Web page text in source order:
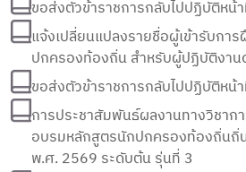
ขอส่งตัวข้าราชการกลับไปปฏิบัติห
แจ้งเปลี่ยนแปลงรายชื่อผู้เข้ารับกา
ปกครองท้องถิ่น สำหรับผู้ปฏิบัติงา
ขอส่งตัวข้าราชการกลับไปปฏิบัติห
การประชาสัมพันธ์ผลงานทางวิชาก
อบรมหลักสูตรนักปกครองท้องถิ่นถิ่
พ.ศ. 2569 ระดับต้น รุ่นที่ 3